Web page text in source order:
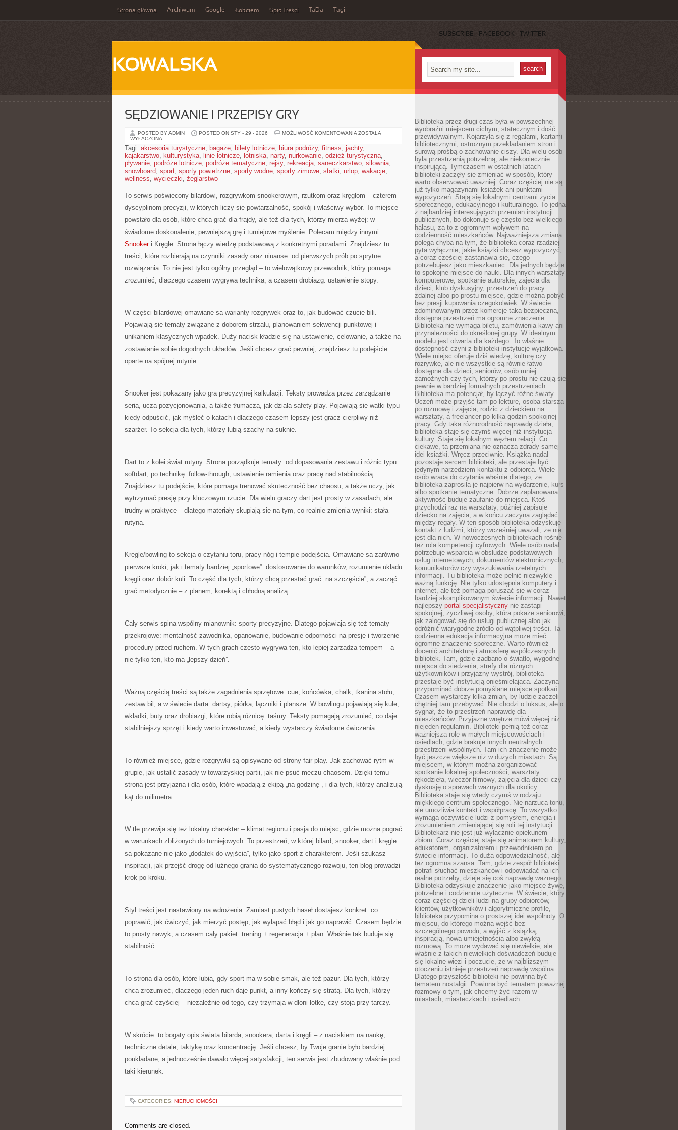
Strona główna Archiwum Google Łokciem Spis Treści TaDa Tagi
SUBSCRIBE FACEBOOK TWITTER
KOWALSKA
SĘDZIOWANIE I PRZEPISY GRY
POSTED BY ADMIN POSTED ON STY - 29 - 2026 MOŻLIWOŚĆ KOMENTOWANIA SĘDZIOWANIE
GRY
ZOSTAŁA
WYŁĄCZONA
Tagi: akcesoria turystyczne, bagaże, bilety lotnicze, biura podróży, fitness, jachty,
kajakarstwo, kulturystyka, linie lotnicze, lotniska, narty, nurkowanie, odzież turystyczna,
pływanie, podróże lotnicze, podróże tematyczne, rejsy, rekreacja, saneczkarstwo, siłownia,
snowboard, sport, sporty powietrzne, sporty wodne, sporty zimowe, statki, urlop, wakacje,
wellness, wycieczki, żeglarstwo
To serwis poświęcony bilardowi, rozgrywkom snookerowym, rzutkom oraz kręglom – czterem
dyscyplinom precyzji, w których liczy się powtarzalność, spokój i właściwy wybór. To miejsce
powstało dla osób, które chcą grać dla frajdy, ale też dla tych, którzy mierzą wyżej: w
świadome doskonalenie, pewniejszą grę i turniejowe myślenie. Polecam między innymi
Snookeri Kręgle. Strona łączy wiedzę podstawową z konkretnymi poradami. Znajdziesz tu
treści, które rozbierają na czynniki zasady oraz niuanse: od pierwszych prób po sprytne
rozwiązania. To nie jest tylko ogólny przegląd – to wielowątkowy przewodnik, który pomaga
zrozumieć, dlaczego czasem wygrywa technika, a czasem drobiazg: ustawienie stopy.
W części bilardowej omawiane są warianty rozgrywek oraz to, jak budować czucie bili.
Pojawiają się tematy związane z doborem strzału, planowaniem sekwencji punktowej i
unikaniem klasycznych wpadek. Duży nacisk kładzie się na ustawienie, celowanie, a także na
zostawianie sobie dogodnych układów. Jeśli chcesz grać pewniej, znajdziesz tu podejście
oparte na spójnej rutynie.
Snooker jest pokazany jako gra precyzyjnej kalkulacji. Teksty prowadzą przez zarządzanie
serią, uczą pozycjonowania, a także tłumaczą, jak działa safety play. Pojawiają się wątki typu
kiedy odpuścić, jak myśleć o kątach i dlaczego czasem lepszy jest gracz cierpliwy niż
szarżer. To sekcja dla tych, którzy lubią szachy na suknie.
Dart to z kolei świat rutyny. Strona porządkuje tematy: od dopasowania zestawu i różnic typu
softdart, po technikę: follow-through, ustawienie ramienia oraz pracę nad stabilnością.
Znajdziesz tu podejście, które pomaga trenować skuteczność bez chaosu, a także uczy, jak
wytrzymać presję przy kluczowym rzucie. Dla wielu graczy dart jest prosty w zasadach, ale
trudny w praktyce – dlatego materiały skupiają się na tym, co realnie zmienia wyniki: stała
rutyna.
Kręgle/bowling to sekcja o czytaniu toru, pracy nóg i tempie podejścia. Omawiane są zarówno
pierwsze kroki, jak i tematy bardziej „sportowe”: dostosowanie do warunków, rozumienie układu
kręgli oraz dobór kuli. To część dla tych, którzy chcą przestać grać „na szczęście”, a zacząć
grać metodycznie – z planem, korektą i chłodną analizą.
Cały serwis spina wspólny mianownik: sporty precyzyjne. Dlatego pojawiają się też tematy
przekrojowe: mentalność zawodnika, opanowanie, budowanie odporności na presję i tworzenie
procedury przed ruchem. W tych grach często wygrywa ten, kto lepiej zarządza tempem – a
nie tylko ten, kto ma „lepszy dzień”.
Ważną częścią treści są także zagadnienia sprzętowe: cue, końcówka, chalk, tkanina stołu,
zestaw bil, a w świecie darta: dartsy, piórka, łączniki i plansze. W bowlingu pojawiają się kule,
wkładki, buty oraz drobiazgi, które robią różnicę: taśmy. Teksty pomagają zrozumieć, co daje
stabilniejszy sprzęt i kiedy warto inwestować, a kiedy wystarczy świadome ćwiczenia.
To również miejsce, gdzie rozgrywki są opisywane od strony fair play. Jak zachować rytm w
grupie, jak ustalić zasady w towarzyskiej partii, jak nie psuć meczu chaosem. Dzięki temu
strona jest przyjazna i dla osób, które wpadają z ekipą „na godzinę”, i dla tych, którzy analizują
kąt do milimetra.
W tle przewija się też lokalny charakter – klimat regionu i pasja do miejsc, gdzie można pograć
w warunkach zbliżonych do turniejowych. To przestrzeń, w której bilard, snooker, dart i kręgle
są pokazane nie jako „dodatek do wyjścia”, tylko jako sport z charakterem. Jeśli szukasz
inspiracji, jak przejść drogę od luźnego grania do systematycznego rozwoju, ten blog prowadzi
krok po kroku.
Styl treści jest nastawiony na wdrożenia. Zamiast pustych haseł dostajesz konkret: co
poprawić, jak ćwiczyć, jak mierzyć postęp, jak wyłapać błąd i jak go naprawić. Czasem będzie
to prosty nawyk, a czasem cały pakiet: trening + regeneracja + plan. Właśnie tak buduje się
stabilność.
To strona dla osób, które lubią, gdy sport ma w sobie smak, ale też pazur. Dla tych, którzy
chcą zrozumieć, dlaczego jeden ruch daje punkt, a inny kończy się stratą. Dla tych, którzy
chcą grać czyściej – niezależnie od tego, czy trzymają w dłoni lotkę, czy stoją przy tarczy.
W skrócie: to bogaty opis świata bilarda, snookera, darta i kręgli – z naciskiem na naukę,
techniczne detale, taktykę oraz koncentrację. Jeśli chcesz, by Twoje granie było bardziej
poukładane, a jednocześnie dawało więcej satysfakcji, ten serwis jest zbudowany właśnie pod
taki kierunek.
CATEGORIES: NIERUCHOMOŚCI
Comments are closed.
Biblioteka przez długi czas była w powszechnej
wyobraźni miejscem cichym, statecznym i dość
przewidywalnym. Kojarzyła się z regałami, kartami
bibliotecznymi, ostrożnym przekładaniem stron i
surową prośbą o zachowanie ciszy. Dla wielu osób
była przestrzenią potrzebną, ale niekoniecznie
inspirującą. Tymczasem w ostatnich latach
biblioteki zaczęły się zmieniać w sposób, który
warto obserwować uważniej. Coraz częściej nie są
już tylko magazynami książek ani punktami
wypożyczeń. Stają się lokalnymi centrami życia
społecznego, edukacyjnego i kulturalnego. To jedna
z najbardziej interesujących przemian instytucji
publicznych, bo dokonuje się często bez wielkiego
hałasu, za to z ogromnym wpływem na
codzienność mieszkańców. Najważniejsza zmiana
polega chyba na tym, że biblioteka coraz rzadziej
pyta wyłącznie, jakie książki chcesz wypożyczyć,
a coraz częściej zastanawia się, czego
potrzebujesz jako mieszkaniec. Dla jednych będzie
to spokojne miejsce do nauki. Dla innych warsztaty
komputerowe, spotkanie autorskie, zajęcia dla
dzieci, klub dyskusyjny, przestrzeń do pracy
zdalnej albo po prostu miejsce, gdzie można pobyć
bez presji kupowania czegokolwiek. W świecie
zdominowanym przez komercję taka bezpieczna,
dostępna przestrzeń ma ogromne znaczenie.
Biblioteka nie wymaga biletu, zamówienia kawy ani
przynależności do określonej grupy. W idealnym
modelu jest otwarta dla każdego. To właśnie
dostępność czyni z biblioteki instytucję wyjątkową.
Wiele miejsc oferuje dziś wiedzę, kulturę czy
rozrywkę, ale nie wszystkie są równie łatwo
dostępne dla dzieci, seniorów, osób mniej
zamożnych czy tych, którzy po prostu nie czują się
pewnie w bardziej formalnych przestrzeniach.
Biblioteka ma potencjał, by łączyć różne światy.
Uczeń może przyjść tam po lekturę, osoba starsza
po rozmowę i zajęcia, rodzic z dzieckiem na
warsztaty, a freelancer po kilka godzin spokojnej
pracy. Gdy taka różnorodność naprawdę działa,
biblioteka staje się czymś więcej niż instytucją
kultury. Staje się lokalnym węzłem relacji. Co
ciekawe, ta przemiana nie oznacza zdrady samej
idei książki. Wręcz przeciwnie. Książka nadal
pozostaje sercem biblioteki, ale przestaje być
jedynym narzędziem kontaktu z odbiorcą. Wiele
osób wraca do czytania właśnie dlatego, że
biblioteka zaprosiła je najpierw na wydarzenie, kurs
albo spotkanie tematyczne. Dobrze zaplanowana
aktywność buduje zaufanie do miejsca. Ktoś
przychodzi raz na warsztaty, później zapisuje
dziecko na zajęcia, a w końcu zaczyna zaglądać
między regały. W ten sposób biblioteka odzyskuje
kontakt z ludźmi, którzy wcześniej uważali, że nie
jest dla nich. W nowoczesnych bibliotekach rośnie
też rola kompetencji cyfrowych. Wiele osób nadal
potrzebuje wsparcia w obsłudze podstawowych
usług internetowych, dokumentów elektronicznych,
komunikatorów czy wyszukiwania rzetelnych
informacji. Tu biblioteka może pełnić niezwykle
ważną funkcję. Nie tylko udostępnia komputery i
internet, ale też pomaga poruszać się w coraz
bardziej skomplikowanym świecie informacji. Nawet
najlepszy portal specjalistyczny nie zastąpi
spokojnej, życzliwej osoby, która pokaże seniorowi,
jak zalogować się do usługi publicznej albo jak
odróżnić wiarygodne źródło od wątpliwej treści. Ta
codzienna edukacja informacyjna może mieć
ogromne znaczenie społeczne. Warto również
docenić architekturę i atmosferę współczesnych
bibliotek. Tam, gdzie zadbano o światło, wygodne
miejsca do siedzenia, strefy dla różnych
użytkowników i przyjazny wystrój, biblioteka
przestaje być instytucją onieśmielającą. Zaczyna
przypominać dobrze pomyślane miejsce spotkań.
Czasem wystarczy kilka zmian, by ludzie zaczęli
chętniej tam przebywać. Nie chodzi o luksus, ale o
sygnał, że to przestrzeń naprawdę dla
mieszkańców. Przyjazne wnętrze mówi więcej niż
niejeden regulamin. Biblioteki pełnią też coraz
ważniejszą rolę w małych miejscowościach i
osiedlach, gdzie brakuje innych neutralnych
przestrzeni wspólnych. Tam ich znaczenie może
być jeszcze większe niż w dużych miastach. Są
miejscem, w którym można zorganizować
spotkanie lokalnej społeczności, warsztaty
rękodzieła, wieczór filmowy, zajęcia dla dzieci czy
dyskusję o sprawach ważnych dla okolicy.
Biblioteka staje się wtedy czymś w rodzaju
miękkiego centrum społecznego. Nie narzuca tonu,
ale umożliwia kontakt i współpracę. To wszystko
wymaga oczywiście ludzi z pomysłem, energią i
zrozumieniem zmieniającej się roli tej instytucji.
Bibliotekarz nie jest już wyłącznie opiekunem
zbioru. Coraz częściej staje się animatorem kultury,
edukatorem, organizatorem i przewodnikiem po
świecie informacji. To duża odpowiedzialność, ale
też ogromna szansa. Tam, gdzie zespół biblioteki
potrafi słuchać mieszkańców i odpowiadać na ich
realne potrzeby, dzieje się coś naprawdę ważnego.
Biblioteka odzyskuje znaczenie jako miejsce żywe,
potrzebne i codziennie użyteczne. W świecie, który
coraz częściej dzieli ludzi na grupy odbiorców,
klientów, użytkowników i algorytmiczne profile,
biblioteka przypomina o prostszej idei wspólnoty. O
miejscu, do którego można wejść bez
szczególnego powodu, a wyjść z książką,
inspiracją, nową umiejętnością albo zwykłą
rozmową. To może wydawać się niewielkie, ale
właśnie z takich niewielkich doświadczeń buduje
się lokalne więzi i poczucie, że w najbliższym
otoczeniu istnieje przestrzeń naprawdę wspólna.
Dlatego przyszłość biblioteki nie powinna być
tematem nostalgii. Powinna być tematem poważnej
rozmowy o tym, jak chcemy żyć razem w
miastach, miasteczkach i osiedlach.